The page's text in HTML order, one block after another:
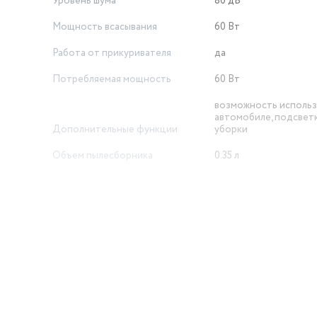
Мощность всасывания
60 Вт
Работа от прикуривателя
да
Потребляемая мощность
60 Вт
Дополнительные функции
возможность
автомобиле,
уборки
Объем пылесборника
0.35 л